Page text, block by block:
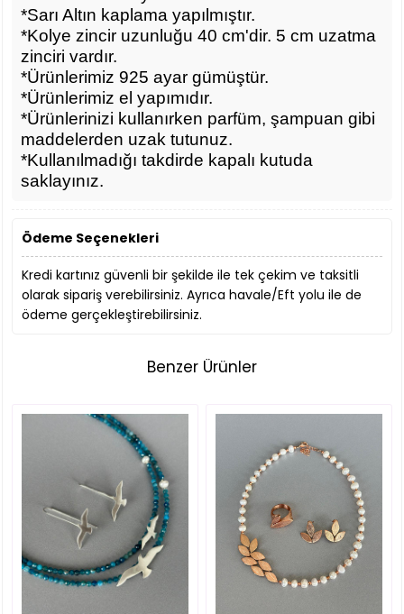
*Sarı Altın kaplama yapılmıştır.
*Kolye zincir uzunluğu 40 cm'dir. 5 cm uzatma
zinciri vardır.
*Ürünlerimiz 925 ayar gümüştür.
*Ürünlerimiz el yapımıdır.
*Ürünlerinizi kullanırken parfüm, şampuan gibi
maddelerden uzak tutunuz.
*Kullanılmadığı takdirde kapalı kutuda
saklayınız.
Ödeme Seçenekleri
Kredi kartınız güvenli bir şekilde ile tek çekim ve taksitli
olarak sipariş verebilirsiniz. Ayrıca havale/Eft yolu ile de
ödeme gerçekleştirebilirsiniz.
Benzer Ürünler